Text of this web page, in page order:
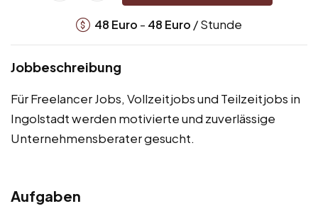
48 Euro - 48 Euro / Stunde
Jobbeschreibung
Für Freelancer Jobs, Vollzeitjobs und Teilzeitjobs in
Ingolstadt werden motivierte und zuverlässige
Unternehmensberater gesucht.
Aufgaben